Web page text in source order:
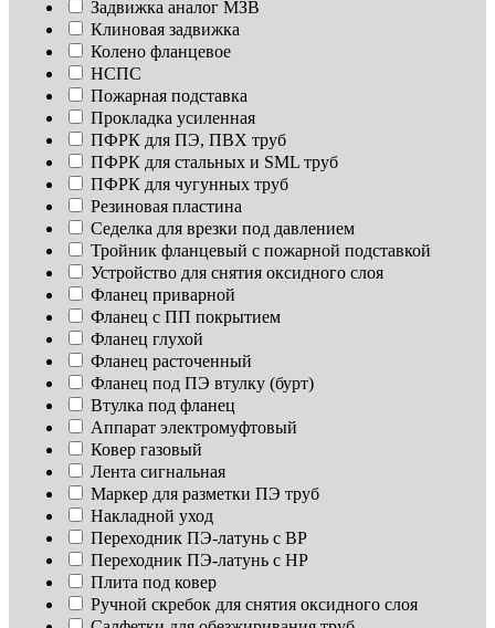
Задвижка аналог МЗВ
Клиновая задвижка
Колено фланцевое
НСПС
Пожарная подставка
Прокладка усиленная
ПФРК для ПЭ, ПВХ труб
ПФРК для стальных и SML труб
ПФРК для чугунных труб
Резиновая пластина
Седелка для врезки под давлением
Тройник фланцевый с пожарной подставкой
Устройство для снятия оксидного слоя
Фланец приварной
Фланец с ПП покрытием
Фланец глухой
Фланец расточенный
Фланец под ПЭ втулку (бурт)
Втулка под фланец
Аппарат электромуфтовый
Ковер газовый
Лента сигнальная
Маркер для разметки ПЭ труб
Накладной уход
Переходник ПЭ-латунь с ВР
Переходник ПЭ-латунь с НР
Плита под ковер
Ручной скребок для снятия оксидного слоя